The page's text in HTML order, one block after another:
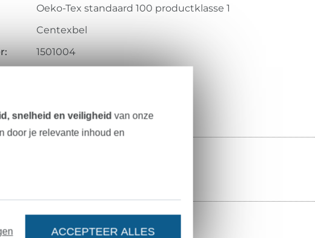
Oeko-Tex standaard 100 productklasse 1
Centexbel
1501004
snelheid en veiligheid van onze
door je relevante inhoud en
ACCEPTEER ALLES